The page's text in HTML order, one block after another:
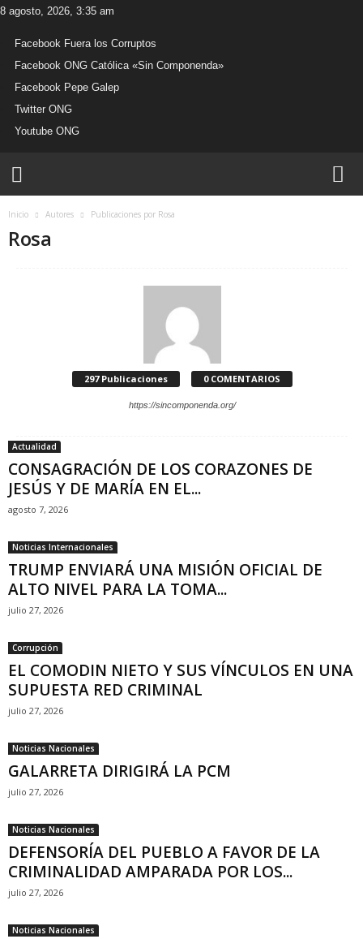
8 agosto, 2026, 3:35 am
Facebook Fuera los Corruptos
Facebook ONG Católica «Sin Componenda»
Facebook Pepe Galep
Twitter ONG
Youtube ONG
b
m
Inicio Autores Publicaciones por Rosa
Rosa
297 Publicaciones 0 COMENTARIOS
https://sincomponenda.org/
Actualidad
CONSAGRACIÓN DE LOS CORAZONES DE
JESÚS Y DE MARÍA EN EL...
agosto 7, 2026
Noticias Internacionales
TRUMP ENVIARÁ UNA MISIÓN OFICIAL DE
ALTO NIVEL PARA LA TOMA...
julio 27, 2026
Corrupción
EL COMODIN NIETO Y SUS VÍNCULOS EN UNA
SUPUESTA RED CRIMINAL
julio 27, 2026
Noticias Nacionales
GALARRETA DIRIGIRÁ LA PCM
julio 27, 2026
Noticias Nacionales
DEFENSORÍA DEL PUEBLO A FAVOR DE LA
CRIMINALIDAD AMPARADA POR LOS...
julio 27, 2026
Noticias Nacionales